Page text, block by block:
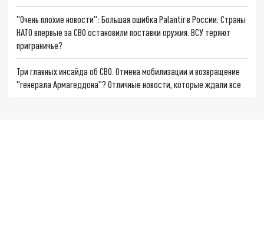
"Очень плохие новости": Большая ошибка Palantir в России. Страны
НАТО впервые за СВО остановили поставки оружия. ВСУ теряют
приграничье?
Три главных инсайда об СВО. Отмена мобилизации и возвращение
"генерала Армагеддона"? Отличные новости, которые ждали все